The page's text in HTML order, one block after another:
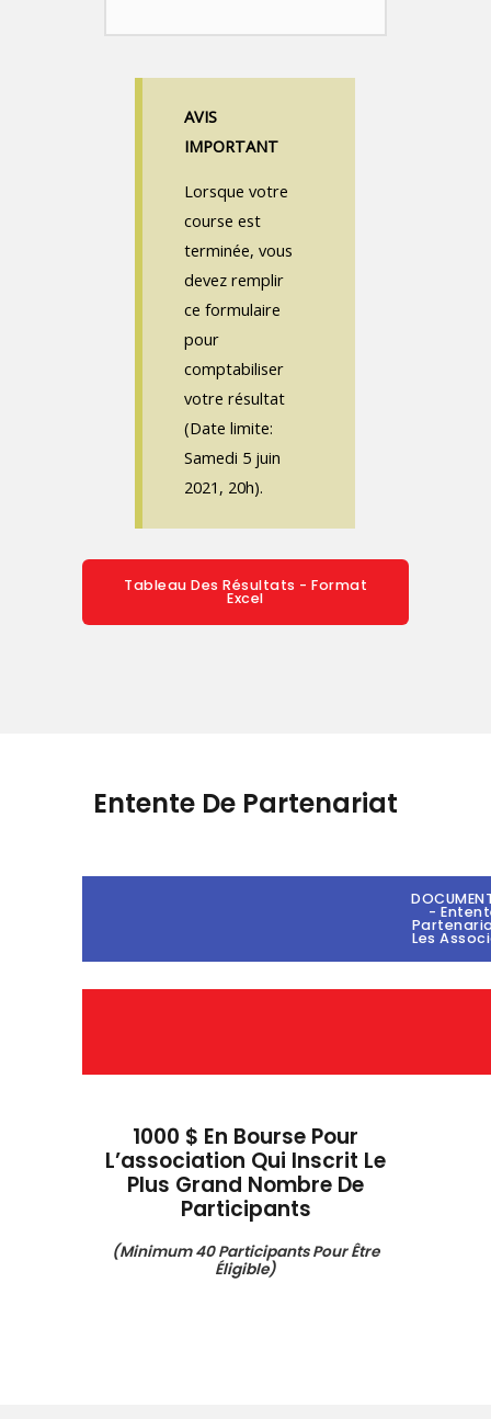
AVIS
IMPORTANT
Lorsque votre
course est
terminée, vous
devez remplir
ce formulaire
pour
comptabiliser
votre résultat
(Date limite:
Samedi 5 juin
2021, 20h).
Tableau Des Résultats - Format
Excel
Entente De Partenariat
-
Les
1000 $ En Bourse Pour
L’association Qui Inscrit Le
Plus Grand Nombre De
Participants
(minimum 40 Participants Pour Être
Éligible)